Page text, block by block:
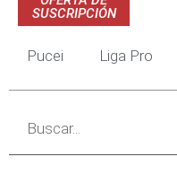
SUSCRIPCIÓN
Pucei Liga Pro